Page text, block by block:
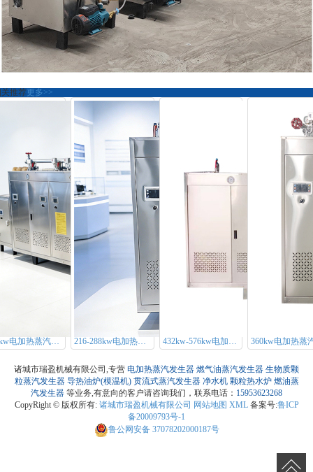
推荐更多>>
720kw电加热蒸汽发生器 216-288kw电加热蒸汽发生器 432kw-576kw电加热蒸汽发生器
诸城市瑞盈机械有限公司,专营 电加热蒸汽发生器 燃气油蒸汽发生器 生物质颗
粒蒸汽发生器 导热油炉(模温机) 贯流式蒸汽发生器 净水机 颗粒热水炉 燃油蒸
汽发生器 等业务,有意向的客户请咨询我们，联系电话： 15953623268
CopyRight © 版权所有: 诸城市瑞盈机械有限公司 网站地图 XML备案号:鲁ICP
备20009793号-1
鲁公网安备37078202000187号